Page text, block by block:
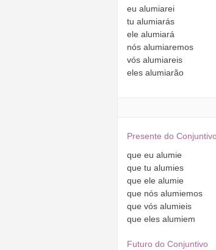
eu alumiarei
tu alumiarás
ele alumiará
nós alumiaremos
vós alumiareis
eles alumiarão
Presente do
que eu alumie
que tu alumies
que ele alumie
que nós alumiemos
que vós alumieis
que eles alumiem
Futuro do Conjuntivo